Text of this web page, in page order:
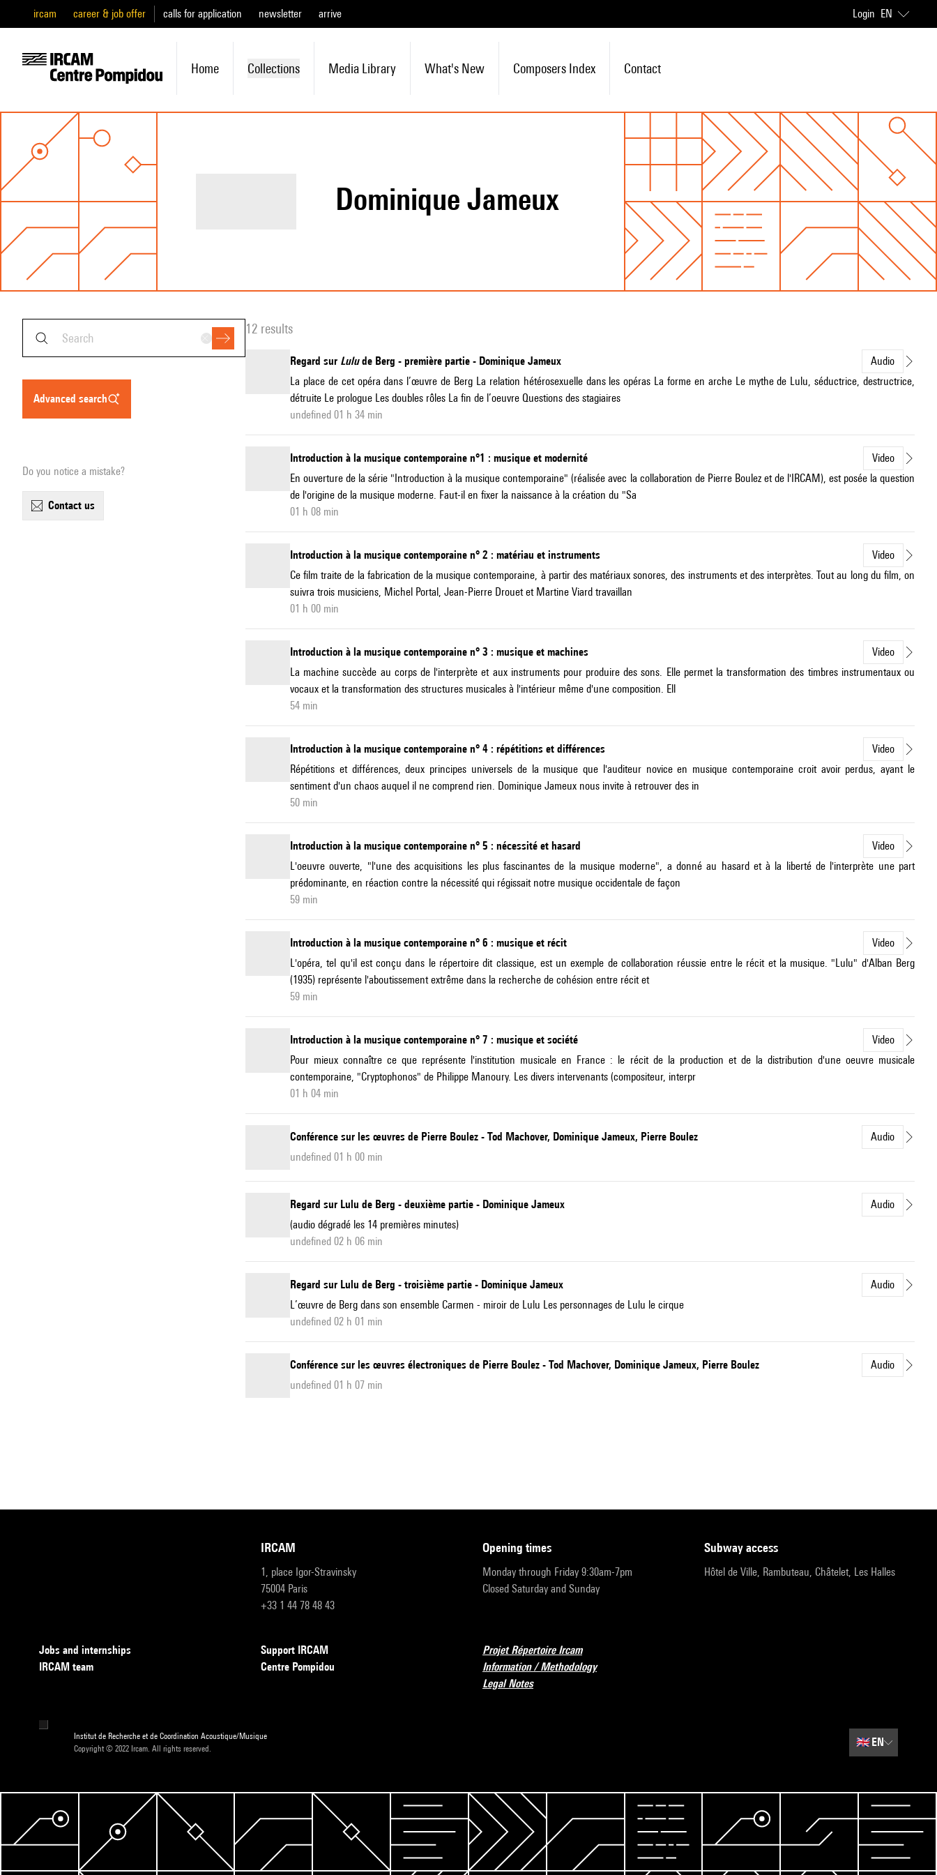
ircam career & job offer calls for application newsletter arrive Login EN
Home Collections Media Library What's New Composers Index Contact
Dominique Jameux
advanced search
Do you notice a mistake?
contact us
12 results
Regard sur Lulude Berg - première partie - Dominique Jameux
Audio
La place de cet opéra dans l’œuvre de Berg La relation hétérosexuelle dans les opéras La forme en arche Le mythe de Lulu, séductrice, destructrice,
détruite Le prologue Les doubles rôles La fin de l’oeuvre Questions des stagiaires
undefined 01 h 34 min
Introduction à la musique contemporaine n°1 : musique et modernité
Video
En ouverture de la série "Introduction à la musique contemporaine" (réalisée avec la collaboration de Pierre Boulez et de l'IRCAM), est posée la question
de l'origine de la musique moderne. Faut-il en fixer la naissance à la création du "Sa
01 h 08 min
Introduction à la musique contemporaine n° 2 : matériau et instruments
Video
Ce film traite de la fabrication de la musique contemporaine, à partir des matériaux sonores, des instruments et des interprètes. Tout au long du film, on
suivra trois musiciens, Michel Portal, Jean-Pierre Drouet et Martine Viard travaillan
01 h 00 min
Introduction à la musique contemporaine n° 3 : musique et machines
Video
La machine succède au corps de l'interprète et aux instruments pour produire des sons. Elle permet la transformation des timbres instrumentaux ou
vocaux et la transformation des structures musicales à l'intérieur même d'une composition. Ell
54 min
Introduction à la musique contemporaine n° 4 : répétitions et différences
Video
Répétitions et différences, deux principes universels de la musique que l'auditeur novice en musique contemporaine croit avoir perdus, ayant le
sentiment d'un chaos auquel il ne comprend rien. Dominique Jameux nous invite à retrouver des in
50 min
Introduction à la musique contemporaine n° 5 : nécessité et hasard
Video
L'oeuvre ouverte, "l'une des acquisitions les plus fascinantes de la musique moderne", a donné au hasard et à la liberté de l'interprète une part
prédominante, en réaction contre la nécessité qui régissait notre musique occidentale de façon
59 min
Introduction à la musique contemporaine n° 6 : musique et récit
Video
L'opéra, tel qu'il est conçu dans le répertoire dit classique, est un exemple de collaboration réussie entre le récit et la musique. "Lulu" d'Alban Berg
(1935) représente l'aboutissement extrême dans la recherche de cohésion entre récit et
59 min
Introduction à la musique contemporaine n° 7 : musique et société
Video
Pour mieux connaître ce que représente l'institution musicale en France : le récit de la production et de la distribution d'une oeuvre musicale
contemporaine, "Cryptophonos" de Philippe Manoury. Les divers intervenants (compositeur, interpr
01 h 04 min
Conférence sur les œuvres de Pierre Boulez - Tod Machover, Dominique Jameux, Pierre Boulez
Audio
undefined 01 h 00 min
Regard sur Lulu de Berg - deuxième partie - Dominique Jameux
Audio
(audio dégradé les 14 premières minutes)
undefined 02 h 06 min
Regard sur Lulu de Berg - troisième partie - Dominique Jameux
Audio
L’œuvre de Berg dans son ensemble Carmen - miroir de Lulu Les personnages de Lulu le cirque
undefined 02 h 01 min
Conférence sur les œuvres électroniques de Pierre Boulez - Tod Machover, Dominique Jameux, Pierre Boulez
Audio
undefined 01 h 07 min
IRCAM
1, place Igor-Stravinsky
75004 Paris
+33 1 44 78 48 43
opening times
Monday through Friday 9:30am-7pm
Closed Saturday and Sunday
subway access
Hôtel de Ville, Rambuteau, Châtelet, Les Halles
Jobs and internships
IRCAM team
Support IRCAM
Centre Pompidou
Projet Répertoire Ircam
Information / Methodology
Legal Notes
Institut de Recherche et de Coordination Acoustique/Musique
Copyright © 2022 Ircam. All rights reserved.
🇬🇧EN